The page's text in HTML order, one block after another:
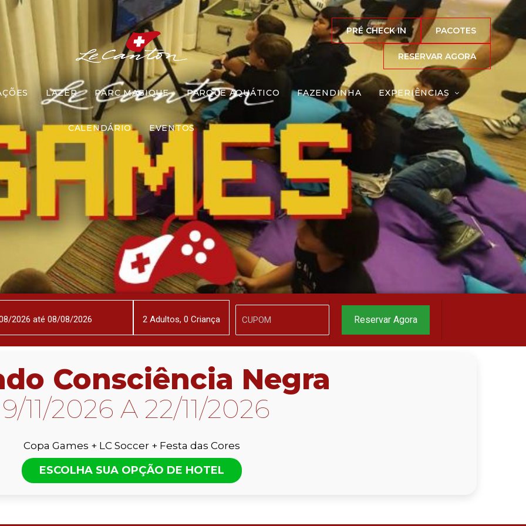
PRÉ CHECK IN PACOTES
RESERVAR AGORA
LAZER PARC MAGIQUE PARQUE AQUÁTICO FAZENDINHA EXPERIÊNCIAS
CALENDÁRIO EVENTOS
22/11 | FERIADÃO
Consciência Negra
11/2026 A 22/11/2026
Copa Games + LC Soccer + Festa das Cores
ESCOLHA SUA OPÇÃO DE HOTEL
2Adultos, 0 Criança
Reserve agora, com
o melhor preço
garantido
Reservar Agora